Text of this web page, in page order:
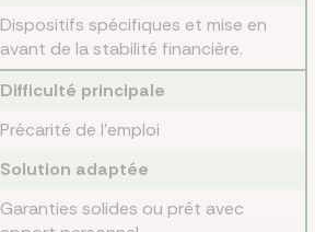
Dispositifs spécifiques et mise en
avant de la stabilité financière.
Difficulté principale
Précarité de l’emploi
Solution adaptée
Garanties solides ou prêt avec